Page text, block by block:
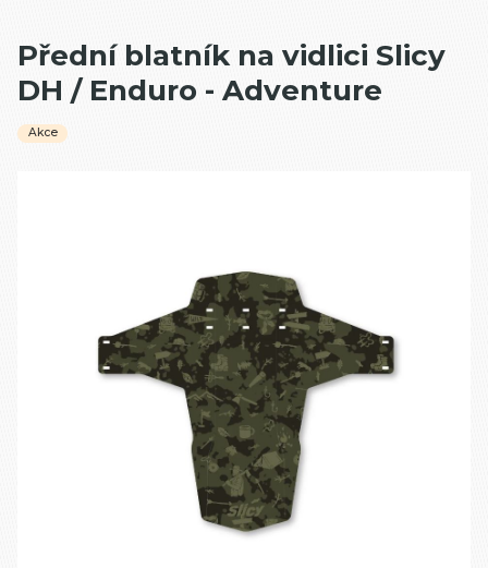
Přední blatník na vidlici Slicy
DH / Enduro - Adventure
Akce